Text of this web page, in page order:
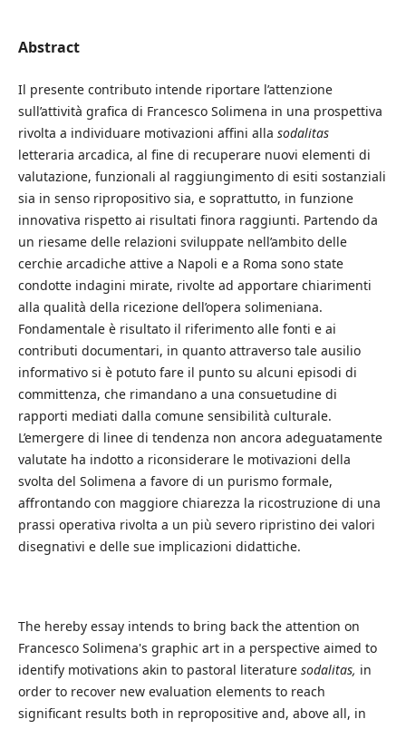
Abstract
Il presente contributo intende riportare l’attenzione
sull’attività grafica di Francesco Solimena in una prospettiva
rivolta a individuare motivazioni affini alla sodalitas
letteraria arcadica, al fine di recuperare nuovi elementi di
valutazione, funzionali al raggiungimento di esiti sostanziali
sia in senso ripropositivo sia, e soprattutto, in funzione
innovativa rispetto ai risultati finora raggiunti. Partendo da
un riesame delle relazioni sviluppate nell’ambito delle
cerchie arcadiche attive a Napoli e a Roma sono state
condotte indagini mirate, rivolte ad apportare chiarimenti
alla qualità della ricezione dell’opera solimeniana.
Fondamentale è risultato il riferimento alle fonti e ai
contributi documentari, in quanto attraverso tale ausilio
informativo si è potuto fare il punto su alcuni episodi di
committenza, che rimandano a una consuetudine di
rapporti mediati dalla comune sensibilità culturale.
L’emergere di linee di tendenza non ancora adeguatamente
valutate ha indotto a riconsiderare le motivazioni della
svolta del Solimena a favore di un purismo formale,
affrontando con maggiore chiarezza la ricostruzione di una
prassi operativa rivolta a un più severo ripristino dei valori
disegnativi e delle sue implicazioni didattiche.
The hereby essay intends to bring back the attention on
Francesco Solimena's graphic art in a perspective aimed to
identify motivations akin to pastoral literature sodalitas, in
order to recover new evaluation elements to reach
significant results both in repropositive and, above all, in